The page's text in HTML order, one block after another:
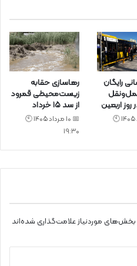
رایگان
اربعین
📅 12 مرداد 1405 🕙
رهاسازی حقابه
زیست‌محیطی قمرود
از سد ۱۵ خرداد
📅 10 مرداد 1405 🕙
19:30
بخش‌های موردنیاز علامت‌گذاری شده‌اند